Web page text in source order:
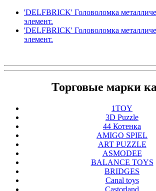
'DELFBRICK' Головоломка
элемент.
'DELFBRICK' Головоломка
элемент.
Торговые марки
1TOY
3D Puzzle
44 Котенка
AMIGO SPIEL
ART PUZZLE
ASMODEE
BALANCE TOYS
BRIDGES
Canal toys